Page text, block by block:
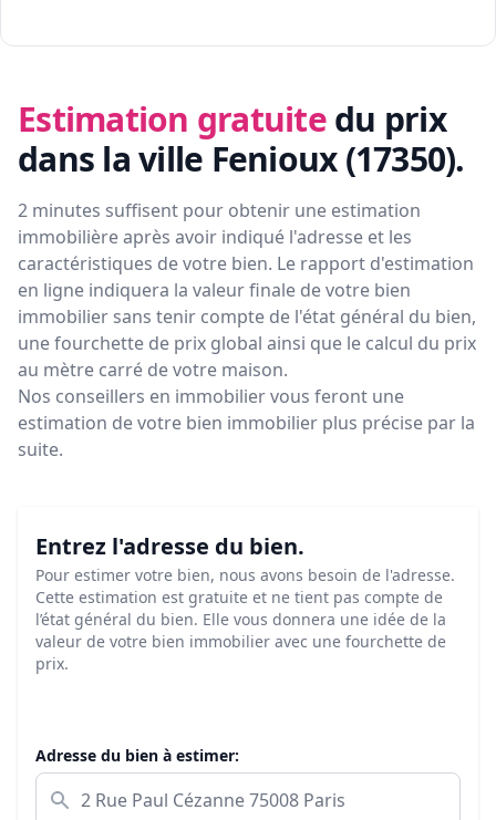
Estimation gratuite du prix
dans la ville Fenioux (17350).
2 minutes suffisent pour obtenir une estimation
immobilière après avoir indiqué l'adresse et les
caractéristiques de votre bien. Le rapport d'estimation
en ligne indiquera la valeur finale de votre bien
immobilier sans tenir compte de l'état général du bien,
une fourchette de prix global ainsi que le calcul du prix
au mètre carré de votre maison.
Nos conseillers en immobilier vous feront une
estimation de votre bien immobilier plus précise par la
suite.
Entrez l'adresse du bien.
Pour estimer votre bien, nous avons besoin de l'adresse.
Cette estimation est gratuite et ne tient pas compte de
l’état général du bien. Elle vous donnera une idée de la
valeur de votre bien immobilier avec une fourchette de
prix.
Adresse du bien à estimer: